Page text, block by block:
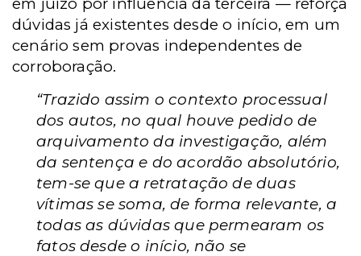
dúvidas já existentes desde o início, em um
cenário sem provas independentes de
corroboração.
“Trazido assim o contexto processual
dos autos, no qual houve pedido de
arquivamento da investigação, além
da sentença e do acordão absolutório,
tem-se que a retratação de duas
vítimas se soma, de forma relevante, a
todas as dúvidas que permearam os
fatos desde o início, não se